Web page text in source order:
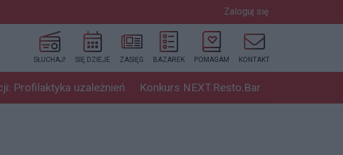
Zaloguj się
SŁUCHAJ! SIĘ DZIEJE ZASIĘG BAZAREK POMAGAM KONTAKT
Profilaktyka uzależnień Konkurs NEXT.Resto.Bar